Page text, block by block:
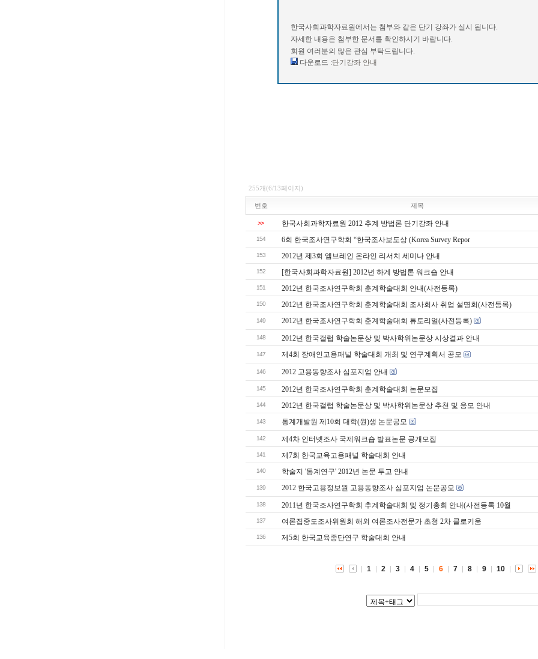
한국사회과학자료원에서는 첨부와 같은 단기 강좌가 실시 됩니다.
자세한 내용은 첨부한 문서를 확인하시기 바랍니다.
회원 여러분의 많은 관심 부탁드립니다.
다운로드 :단기강좌 안내
255개(6/13페이지)
번호 제목
>> 한국사회과학자료원 2012 추계 방법론 단기강좌 안내
154 6회 한국조사연구학회 “한국조사보도상 (Korea Survey Repor
153 2012년 제3회 엠브레인 온라인 리서치 세미나 안내
152 [한국사회과학자료원] 2012년 하계 방법론 워크숍 안내
151 2012년 한국조사연구학회 춘계학술대회 안내(사전등록)
150 2012년 한국조사연구학회 춘계학술대회 조사회사 취업 설명회(사전등록)
149 2012년 한국조사연구학회 춘계학술대회 튜토리얼(사전등록)
148 2012년 한국갤럽 학술논문상 및 박사학위논문상 시상결과 안내
147 제4회 장애인고용패널 학술대회 개최 및 연구계획서 공모
146 2012 고용동향조사 심포지엄 안내
145 2012년 한국조사연구학회 춘계학술대회 논문모집
144 2012년 한국갤럽 학술논문상 및 박사학위논문상 추천 및 응모 안내
143 통계개발원 제10회 대학(원)생 논문공모
142 제4차 인터넷조사 국제워크숍 발표논문 공개모집
141 제7회 한국교육고용패널 학술대회 안내
140 학술지 '통계연구' 2012년 논문 투고 안내
139 2012 한국고용정보원 고용동향조사 심포지엄 논문공모
138 2011년 한국조사연구학회 추계학술대회 및 정기총회 안내(사전등록 10월
137 여론집중도조사위원회 해외 여론조사전문가 초청 2차 콜로키움
136 제5회 한국교육종단연구 학술대회 안내
1 2 3 4 5 6 7 8 9 10